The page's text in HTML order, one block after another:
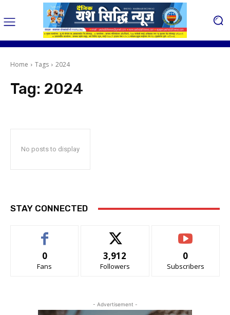
Home Tags 2024
Tag: 2024
No posts to display
STAY CONNECTED
0
Fans
3,912
Followers
0
Subscribers
- Advertisement -